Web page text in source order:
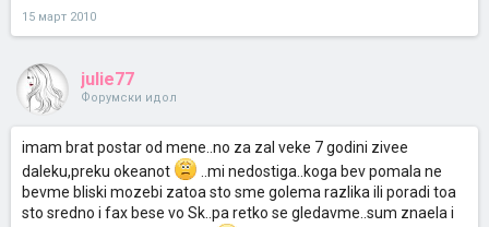
15 март 2010
julie77
Форумски идол
imam brat postar od mene..no za zal veke 7 godini zivee
daleku,preku okeanot
..mi nedostiga..koga bev pomala ne
bevme bliski mozebi zatoa sto sme golema razlika ili poradi toa
sto sredno i fax bese vo Sk..pa retko se gledavme..sum znaela i